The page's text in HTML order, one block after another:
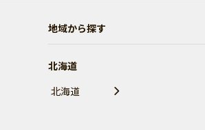
地域から探す
北海道
北海道